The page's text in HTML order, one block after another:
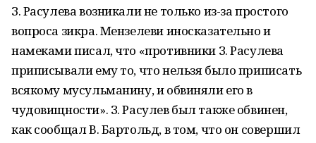
З. Расулева возникали не только из-за простого
вопроса зикра. Мензелеви иносказательно и
намеками писал, что «противники З. Расулева
приписывали ему то, что нельзя было приписать
всякому мусульманину, и обвиняли его в
чудовищности». З. Расулев был также обвинен,
как сообщал В. Бартольд, в том, что он совершил